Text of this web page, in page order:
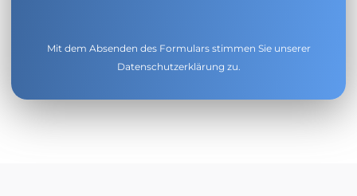
Mit dem Absenden des Formulars stimmen Sie unserer
Datenschutzerklärung zu.